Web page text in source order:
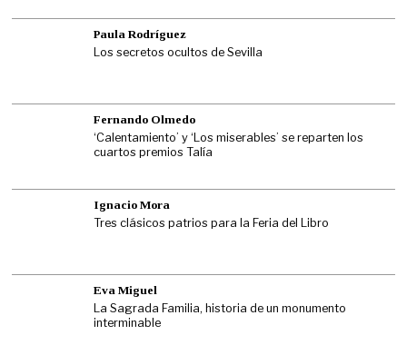
Paula Rodríguez
Los secretos ocultos de Sevilla
Fernando Olmedo
‘Calentamiento’ y ‘Los miserables’ se reparten los
cuartos premios Talía
Ignacio Mora
Tres clásicos patrios para la Feria del Libro
Eva Miguel
La Sagrada Familia, historia de un monumento
interminable